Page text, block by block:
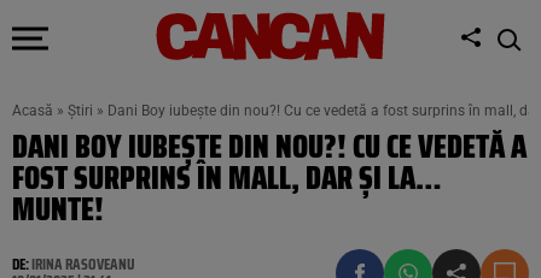
Acasă » Știri » Dani Boy iubește din nou?! Cu ce vedetă a fost surprins în mall,
DANI BOY IUBEȘTE DIN NOU?! CU CE VEDETĂ A
FOST SURPRINS ÎN MALL, DAR ȘI LA…
MUNTE!
DE:IRINA RASOVEANU